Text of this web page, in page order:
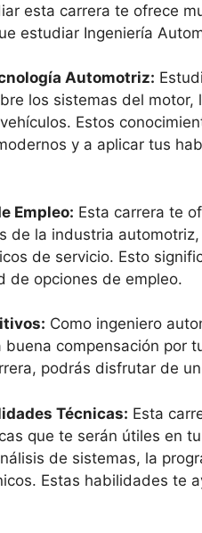
esta carrera te ofrece
estudiar Ingeniería
Automotriz:
los sistemas del
Estos
y a aplicar tus
Empleo: Esta carrera te
de la industria
de servicio. Esto
de opciones de empleo.
Como ingeniero
buena compensación por
podrás disfrutar de
Técnicas: Esta
que te serán útiles en
de sistemas, la
Estas habilidades te